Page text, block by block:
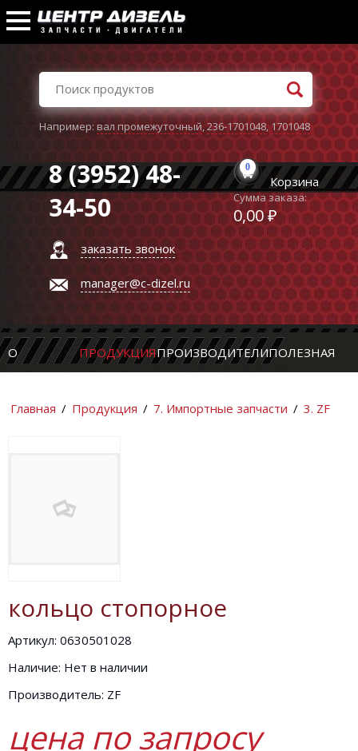
Например:вал промежуточный,236-1701048,1701048
8 (3952) 48-
34-50
заказать звонок
manager@c-dizel.ru
0
Корзина
Сумма заказа:
0,00 ₽
О ПРОДУКЦИЯПРОИЗВОДИТЕЛИПОЛЕЗНАЯ
Главная / Продукция / 7. Импортные запчасти / 3. ZF
кольцо стопорное
Артикул: 0630501028
Наличие: Нет в наличии
Производитель: ZF
цена по запросу